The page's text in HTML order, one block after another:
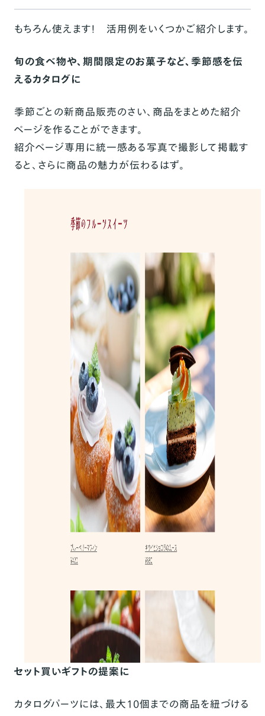
もちろん使えます！ 活用例をいくつかご紹介します。
旬の食べ物や、期間限定のお菓子など、季節感を伝
えるカタログに
季節ごとの新商品販売のさい、商品をまとめた紹介
ページを作ることができます。
紹介ページ専用に統一感ある写真で撮影して掲載す
ると、さらに商品の魅力が伝わるはず。
セット買いギフトの提案に
カタログパーツには、最大10個までの商品を紐づける